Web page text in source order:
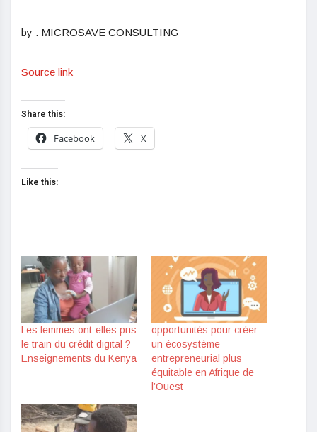
by : MICROSAVE CONSULTING
Source link
Share this:
Facebook
X
Like this:
Les femmes ont-elles pris
le train du crédit digital ?
Enseignements du Kenya
opportunités pour créer
un écosystème
entrepreneurial plus
équitable en Afrique de
l’Ouest